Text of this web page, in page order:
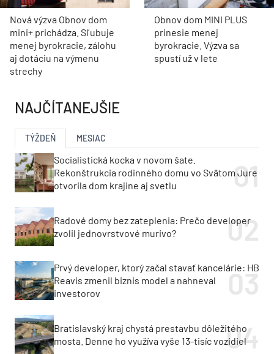
Nová výzva Obnov dom
mini+ prichádza. Sľubuje
menej byrokracie, zálohu
aj dotáciu na výmenu
strechy
Obnov dom MINI PLUS
prinesie menej
byrokracie. Výzva sa
spustí už v lete
NAJČÍTANEJŠIE
TÝŽDEŇ MESIAC
Socialistická kocka v novom šate.
Rekonštrukcia rodinného domu vo Svätom Jure
otvorila dom krajine aj svetlu
Radové domy bez zateplenia: Prečo developer
zvolil jednovrstvové murivo?
Prvý developer, ktorý začal stavať kancelárie: HB
Reavis zmenil biznis model a nahneval
investorov
Bratislavský kraj chystá prestavbu dôležitého
mosta. Denne ho využíva vyše 13-tisíc vozidiel